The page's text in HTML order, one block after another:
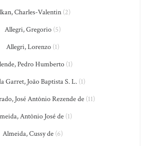
Charles-Valentin (2)
Allegri, Gregorio (5)
Allegri, Lorenzo (1)
Pedro Humberto(1)
Garret, João Baptista S. L.(1)
José Antônio Rezende de (11)
Antônio José de (1)
Almeida, Cussy de (6)